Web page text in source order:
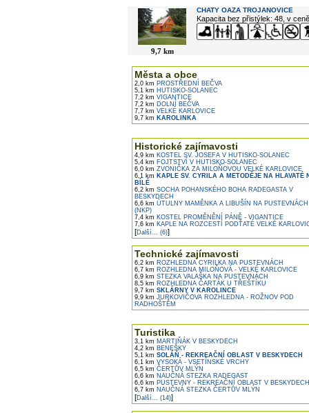
9,7 km
CHATY OAZA TROJANOVICE
Kapacita bez přistýlek: 48, v
Města a obce
2,0 km PROSTŘEDNÍ BEČVA
5,1 km HUTISKO-SOLANEC
7,2 km VIGANTICE
7,2 km DOLNÍ BEČVA
7,7 km VELKÉ KARLOVICE
9,7 km KAROLINKA
Historické zajímavosti
4,9 km KOSTEL SV. JOSEFA V HUTISKO-SOLANEC
5,4 km FOJTSTVÍ V HUTISKO-SOLANEC
6,0 km ZVONIČKA ZA MILOŇOVOU VELKÉ KARLOVICE
6,1 km KAPLE SV. CYRILA A METODĚJE NA HLAVATÉ
BÍLÉ
6,2 km SOCHA POHANSKÉHO BOHA RADEGASTA V
BESKYDECH
6,6 km ÚTULNY MAMĚNKA A LIBUŠÍN NA PUSTEVNÁCH
(NKP)
7,4 km KOSTEL PROMĚNĚNÍ PÁNĚ - VIGANTICE
7,6 km KAPLE NA ROZCESTÍ PODŤATÉ VELKÉ
[Další... (6)]
Technické zajímavosti
6,2 km ROZHLEDNA CYRILKA NA PUSTEVNÁCH
6,7 km ROZHLEDNA MILOŇOVÁ - VELKÉ KARLOVICE
6,9 km STEZKA VALAŠKA NA PUSTEVNÁCH
8,5 km ROZHLEDNA ČARTÁK U TŘEŠTÍKU
9,7 km SKLÁRNY V KAROLINCE
9,9 km JURKOVIČOVA ROZHLEDNA - ROŽNOV POD
RADHOŠTĚM
Turistika
3,1 km MARTIŇÁK V BESKYDECH
4,2 km BENEŠKY
5,1 km SOLÁŇ - REKREAČNÍ OBLAST V BESKYDECH
6,1 km VYSOKÁ - VSETÍNSKÉ VRCHY
6,5 km ČERTŮV MLÝN
6,6 km NAUČNÁ STEZKA RADEGAST
6,6 km PUSTEVNY - REKREAČNÍ OBLAST V BESKYDECH
6,7 km NAUČNÁ STEZKA ČERTŮV MLÝN
[Další... (14)]